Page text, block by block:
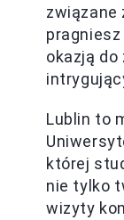
związane
okazją
Lublin to
której
nie tylko
wizyty